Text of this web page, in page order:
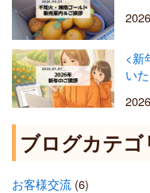
<新
い
ブログカテゴ
お客様交流(6)